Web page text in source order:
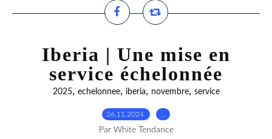
Iberia | Une mise en
service échelonnée
2025, echelonnee, iberia, novembre, service
26.11.2024
Par White Tendance